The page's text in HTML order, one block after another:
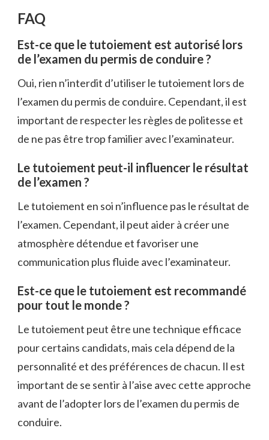
FAQ
Est-ce que le tutoiement est autorisé lors
de l’examen du permis de conduire ?
Oui, rien n’interdit d’utiliser le tutoiement lors de
l’examen du permis de conduire. Cependant, il est
important de respecter les règles de politesse et
de ne pas être trop familier avec l’examinateur.
Le tutoiement peut-il influencer le résultat
de l’examen ?
Le tutoiement en soi n’influence pas le résultat de
l’examen. Cependant, il peut aider à créer une
atmosphère détendue et favoriser une
communication plus fluide avec l’examinateur.
Est-ce que le tutoiement est recommandé
pour tout le monde ?
Le tutoiement peut être une technique efficace
pour certains candidats, mais cela dépend de la
personnalité et des préférences de chacun. Il est
important de se sentir à l’aise avec cette approche
avant de l’adopter lors de l’examen du permis de
conduire.